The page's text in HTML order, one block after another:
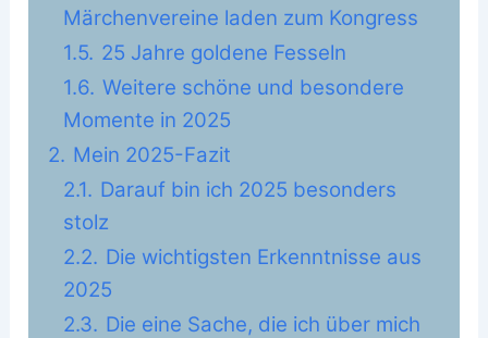
Märchenvereine laden zum Kongress
1.5. 25 Jahre goldene Fesseln
1.6. Weitere schöne und besondere
Momente in 2025
2. Mein 2025-Fazit
2.1. Darauf bin ich 2025 besonders
stolz
2.2. Die wichtigsten Erkenntnisse aus
2025
2.3. Die eine Sache, die ich über mich